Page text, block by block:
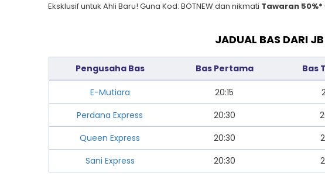
Eksklusif untuk Ahli Baru! Guna Kod: BOTNEW dan nikmati Tawaran 50%*
JADUAL BAS DARI
Pengusaha Bas Bas Pertama Bas
E-Mutiara 20:15
Perdana Express
20:30
Queen Express
20:30
Sani Express
20:30